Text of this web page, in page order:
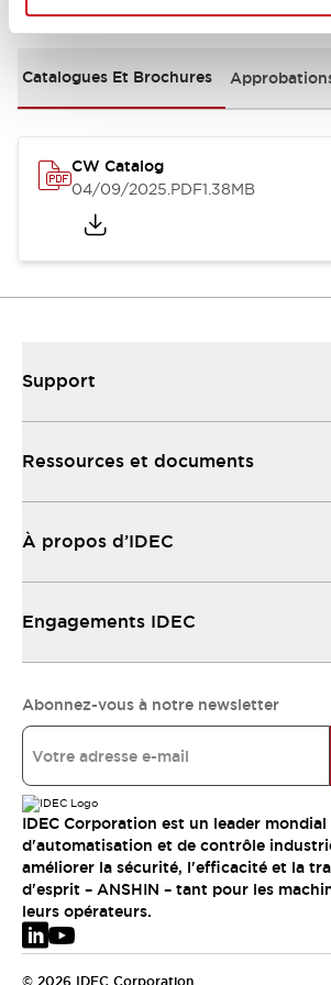
Catalogues Et Brochures
CW Catalog
04/09/2025.PDF1.38MB
Support
Ressources et documents
À propos d’IDEC
Engagements IDEC
Abonnez-vous à notre newsletter
IDEC Corporation est un leader
d'automatisation et de contrôle
améliorer la sécurité, l'efficacité et la
d'esprit – ANSHIN – tant pour les
leurs opérateurs.